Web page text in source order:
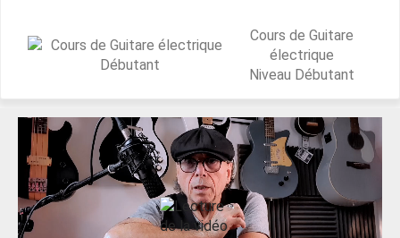
Cours de Guitare
électrique
Niveau Débutant